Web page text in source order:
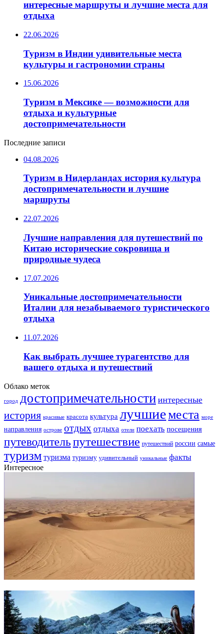
интересные маршруты и лучшие места для
отдыха
22.06.2026
Туризм в Индии удивительные места
культуры и гастрономии страны
15.06.2026
Туризм в Мексике — возможности для
отдыха и культурные
достопримечательности
Последние записи
04.08.2026
Туризм в Нидерландах история культура
достопримечательности и лучшие
маршруты
22.07.2026
Лучшие направления для путешествий по
Китаю исторические сокровища и
природные чудеса
17.07.2026
Уникальные достопримечательности
Италии для незабываемого туристического
отдыха
11.07.2026
Как выбрать лучшее турагентство для
вашего отдыха и путешествий
Облако меток
город достопримечательности интересные
история красивые красота культура лучшиеместа море
направления острове отдых отдыха отели поехать посещения
путеводительпутешествие путешествий россии самые
туризм туризма туризму удивительный уникальные факты
Интересное